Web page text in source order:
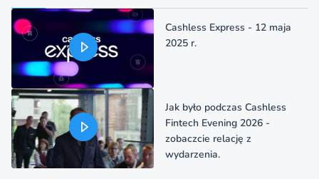
Cashless Express - 12 maja
2025 r.
Jak było podczas Cashless
Fintech Evening 2026 -
zobaczcie relację z
wydarzenia.